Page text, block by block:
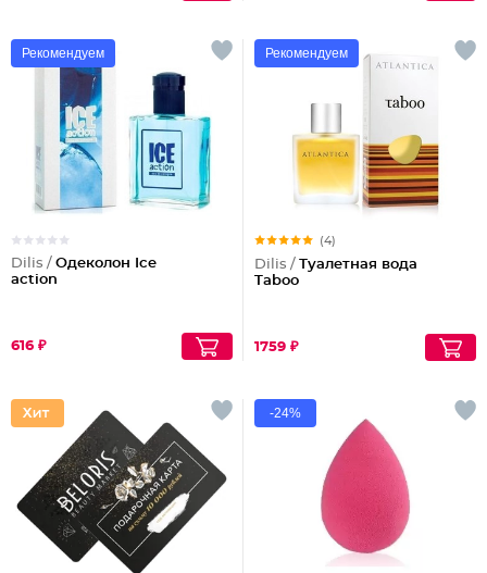
Рекомендуем
Dilis / Одеколон Ice
action
616 ₽
Рекомендуем
(4)
Dilis / Туалетная вода
Taboo
1759 ₽
-24%